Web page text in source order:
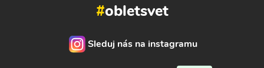
#obletsvet
Sleduj nás na instagramu